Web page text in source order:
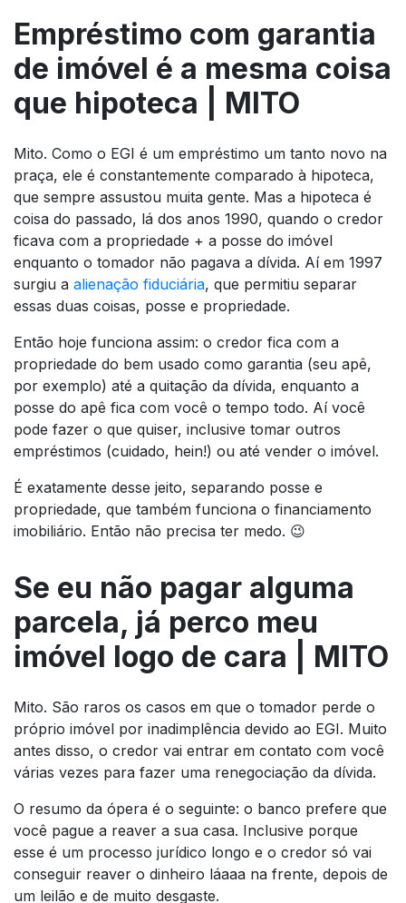
Empréstimo com garantia
de imóvel é a mesma coisa
que hipoteca | MITO
Mito. Como o EGI é um empréstimo um tanto novo na
praça, ele é constantemente comparado à hipoteca,
que sempre assustou muita gente. Mas a hipoteca é
coisa do passado, lá dos anos 1990, quando o credor
ficava com a propriedade + a posse do imóvel
enquanto o tomador não pagava a dívida. Aí em 1997
surgiu a alienação fiduciária, que permitiu separar
essas duas coisas, posse e propriedade.
Então hoje funciona assim: o credor fica com a
propriedade do bem usado como garantia (seu apê,
por exemplo) até a quitação da dívida, enquanto a
posse do apê fica com você o tempo todo. Aí você
pode fazer o que quiser, inclusive tomar outros
empréstimos (cuidado, hein!) ou até vender o imóvel.
É exatamente desse jeito, separando posse e
propriedade, que também funciona o financiamento
imobiliário. Então não precisa ter medo. 😉
Se eu não pagar alguma
parcela, já perco meu
imóvel logo de cara | MITO
Mito. São raros os casos em que o tomador perde o
próprio imóvel por inadimplência devido ao EGI. Muito
antes disso, o credor vai entrar em contato com você
várias vezes para fazer uma renegociação da dívida.
O resumo da ópera é o seguinte: o banco prefere que
você pague a reaver a sua casa. Inclusive porque
esse é um processo jurídico longo e o credor só vai
conseguir reaver o dinheiro láaaa na frente, depois de
um leilão e de muito desgaste.